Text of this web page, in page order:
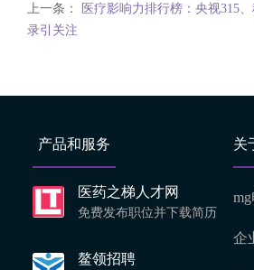
上一条：
医疗影响力排行榜：央视315
录引关注
产品和服务
医药之梯人才网
免费发布职位并下载简历
鳌领招聘
关
企